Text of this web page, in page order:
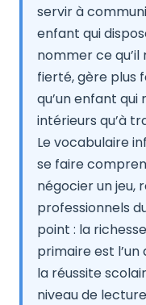
servir à
enfant qui
nommer ce
fierté, gère plus
qu’un enfant
intérieurs qu’à
Le vocabulaire
se faire
négocier un jeu,
professionnels
point : la
primaire est
la réussite
niveau de